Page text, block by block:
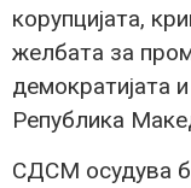
корупцијата,
желбата за
демократијата
Република
СДСМ осудува